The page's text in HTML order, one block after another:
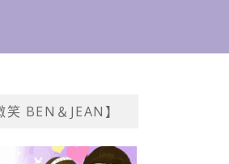
BEN＆JEAN】